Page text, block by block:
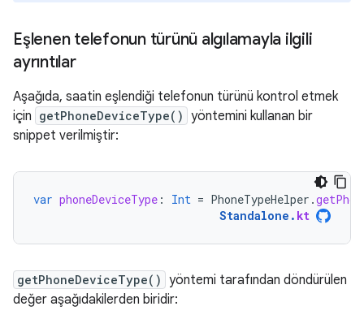
Eşlenen telefonun türünü algılamayla ilgili
ayrıntılar
Aşağıda, saatin eşlendiği telefonun türünü kontrol etmek
için getPhoneDeviceType() yöntemini kullanan bir
snippet verilmiştir:
var phoneDeviceType : Int = PhoneTypeHelper .
Standalone . kt
getPhoneDeviceType() yöntemi tarafından döndürülen
değer aşağıdakilerden biridir: